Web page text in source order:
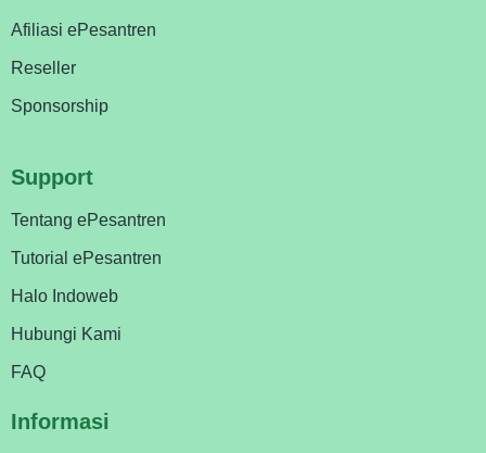
Afiliasi ePesantren
Reseller
Sponsorship
Support
Tentang ePesantren
Tutorial ePesantren
Halo Indoweb
Hubungi Kami
FAQ
Informasi